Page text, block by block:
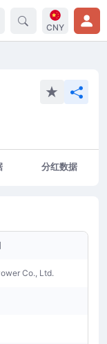
CNY
分红数据
Co., Ltd.